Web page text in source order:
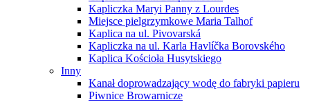
Kapliczka Maryi Panny z Lourdes
Miejsce pielgrzymkowe Maria Talhof
Kaplica na ul. Pivovarská
Kapliczka na ul. Karla Havlíčka Borovského
Kaplica Kościoła Husytskiego
Inny
Kanał doprowadzający wodę do fabryki papieru
Piwnice Browarnicze